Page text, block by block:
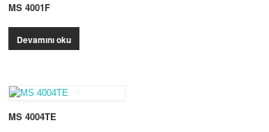
MS 4001F
Devamını oku
MS 4004TE